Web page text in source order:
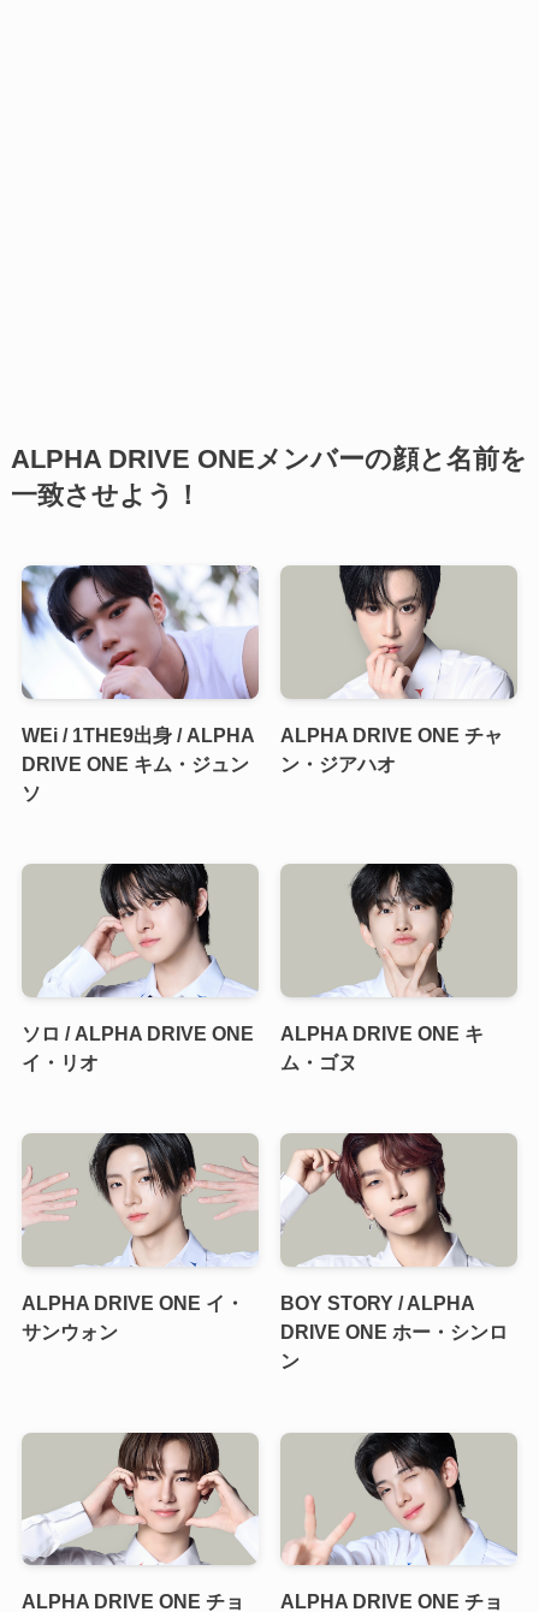
ALPHA DRIVE ONEメンバーの顔と名前を
一致させよう！
WEi / 1THE9出身 / ALPHA
DRIVE ONE キム・ジュン
ソ
ALPHA DRIVE ONE チャ
ン・ジアハオ
ソロ / ALPHA DRIVE ONE
イ・リオ
ALPHA DRIVE ONE キ
ム・ゴヌ
ALPHA DRIVE ONE イ・
サンウォン
BOY STORY / ALPHA
DRIVE ONE ホー・シンロ
ン
ALPHA DRIVE ONE チョ
ALPHA DRIVE ONE チョ